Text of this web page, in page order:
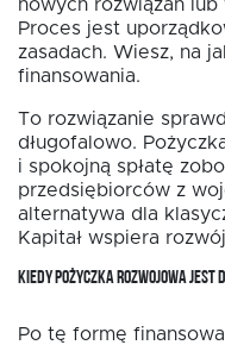
nowych rozwiązań
Proces jest
zasadach. Wiesz, na
finansowania.
To rozwiązanie
długofalowo.
i spokojną spłatę
przedsiębiorców z
alternatywa dla
Kapitał wspiera
KIEDY POŻYCZKA ROZWOJOWA
Po tę formę